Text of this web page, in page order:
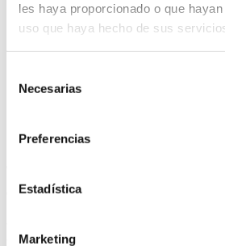
les haya proporcionado o que
uso que haya hecho de sus
Necesarias
Preferencias
Estadística
Marketing
consigue 15 puntos de fidelización
PIRANTEL